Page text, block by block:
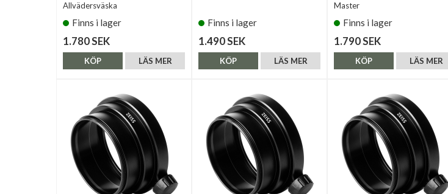
Allvädersväska
Finns i lager
1.780 SEK
LÄS MER
KÖP
Finns i lager
1.490 SEK
LÄS MER
KÖP
Master
Finns i lager
1.790 SEK
LÄS MER
KÖP